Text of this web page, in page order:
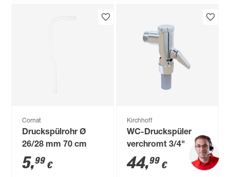
Cornat
Druckspülrohr Ø
26/28 mm 70 cm
5,99 €
Kirchhoff
WC-Druckspüler
verchromt 3/4"
44,99 €